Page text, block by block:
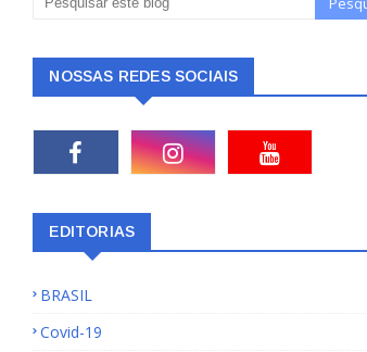
NOSSAS REDES SOCIAIS
EDITORIAS
BRASIL
Covid-19